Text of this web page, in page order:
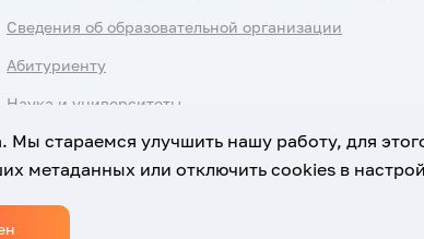
Сведения об образовательной организации
Абитуриенту
Наука и университеты
Мы стараемся улучшить нашу работу, для
метаданных или отключить cookies в